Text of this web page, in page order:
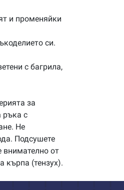
и променяйки
си.
с багрила,
за
ръка с
Не
Подсушете
внимателно от
кърпа (тензух).